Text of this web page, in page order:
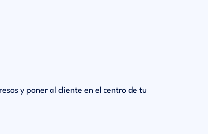
y poner al cliente en el centro de tu